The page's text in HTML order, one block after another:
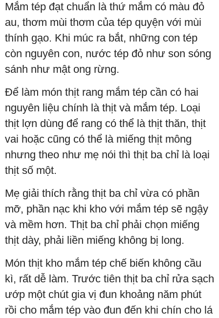
Mắm tép đạt chuẩn là thứ mắm có màu đỏ
au, thơm mùi thơm của tép quyện với mùi
thính gạo. Khi múc ra bắt, những con tép
còn nguyên con, nước tép đỏ như son sóng
sánh như mật ong rừng.
Để làm món thịt rang mắm tép cần có hai
nguyên liệu chính là thịt và mắm tép. Loại
thịt lợn dùng để rang có thể là thịt thăn, thịt
vai hoặc cũng có thể là miếng thịt mông
nhưng theo như mẹ nói thì thịt ba chỉ là loại
thịt số một.
Mẹ giải thích rằng thịt ba chỉ vừa có phần
mỡ, phần nạc khi kho với mắm tép sẽ ngậy
và mềm hơn. Thịt ba chỉ phải chọn miếng
thịt dày, phải liền miếng không bị long.
Món thịt kho mắm tép chế biến không cầu
kì, rất dễ làm. Trước tiên thịt ba chỉ rửa sạch
ướp một chút gia vị đun khoảng năm phút
rồi cho mắm tép vào đun đến khi chín cho lá